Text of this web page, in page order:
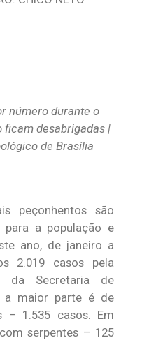
número durante o
ficam desabrigadas |
de Brasília
peçonhentos são
para a população e
ano, de janeiro a
2.019 casos pela
da Secretaria de
a maior parte é de
– 1.535 casos. Em
serpentes – 125